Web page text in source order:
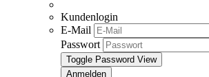
Kundenlogin
E-Mail
Passwort
Toggle Password View